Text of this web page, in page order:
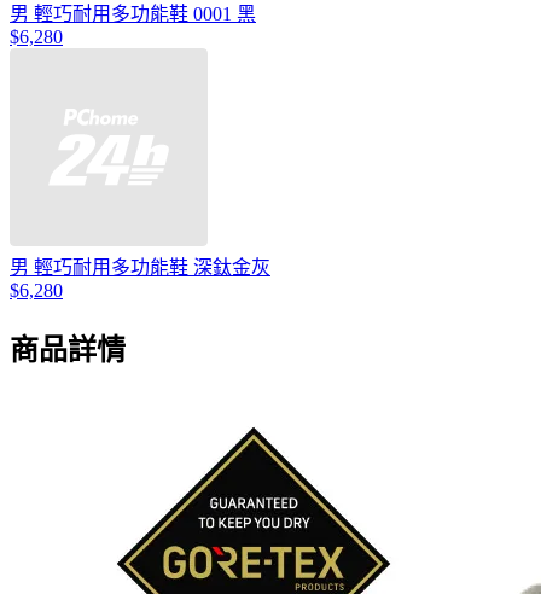
男 輕巧耐用多功能鞋 0001 黑
$6,280
男 輕巧耐用多功能鞋 深鈦金灰
$6,280
商品詳情